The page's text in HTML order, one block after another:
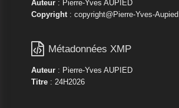
Auteur: Pierre-Yves AUPIED
Copyright: copyright@Pierre-Yves-Aupied
 Métadonnées XMP
Auteur: Pierre-Yves AUPIED
Titre: 24H2026